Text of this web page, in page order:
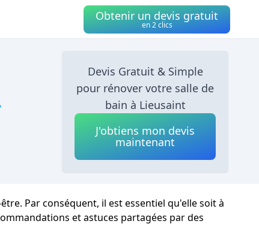
Obtenir un devis gratuit
en 2 clics
Devis Gratuit & Simple
pour rénover votre salle de
bain à Lieusaint
J'obtiens mon devis
maintenant
Par conséquent, il est essentiel qu'elle soit à
et astuces partagées par des